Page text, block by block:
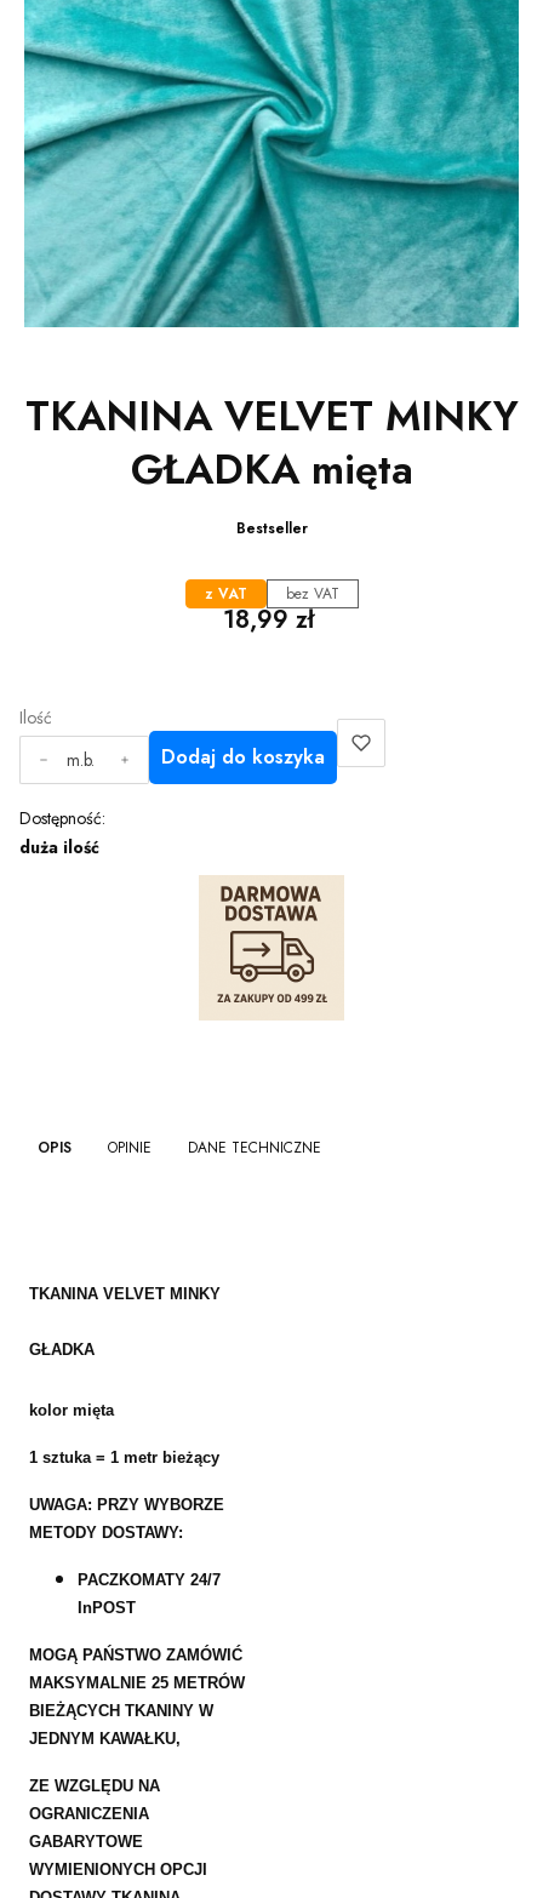
TKANINA VELVET MINKY
GŁADKA mięta
Bestseller
z VAT bez VAT
Cena
18,99 zł
Ilość
m.b.
Dodaj do koszyka
Dostępność:
duża ilość
OPIS OPINIE DANE TECHNICZNE
TKANINA VELVET MINKY
GŁADKA
kolor mięta
1 sztuka = 1 metr bieżący
UWAGA: PRZY WYBORZE
METODY DOSTAWY:
PACZKOMATY 24/7
InPOST
MOGĄ PAŃSTWO ZAMÓWIĆ
MAKSYMALNIE 25 METRÓW
BIEŻĄCYCH TKANINY W
JEDNYM KAWAŁKU,
ZE WZGLĘDU NA
OGRANICZENIA
GABARYTOWE
WYMIENIONYCH OPCJI